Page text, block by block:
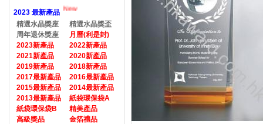
2023 最新產品
New
精選水晶獎座
精選水晶獎盃
周年退休獎座
月曆(利是封)
2023新產品
2022新產品
2021新產品
2020新產品
2019新產品
2018新產品
2017最新產品
2016最新產品
2015最新產品
2014最新產品
2013最新產品
紙袋環保袋A
紙袋環保袋B
精美產品
高級獎品
金箔禮品